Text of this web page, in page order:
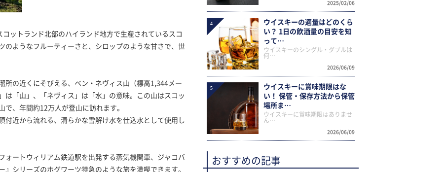
コットランド北部のハイランド地方で生産されているスコ
のようなフルーティーさと、シロップのような甘さで、世
所の近くにそびえる、ベン・ネヴィス山（標高1,344メー
は「山」、「ネヴィス」は「水」の意味。この山はスコッ
で、年間約12万人が登山に訪れます。
付近から流れる、清らかな雪解け水を仕込水として使用し
ォートウィリアム鉄道駅を出発する蒸気機関車、ジャコバ
』シリーズのホグワーツ特急のような旅を満喫できます。
2025/02/06
4
ウイスキーの適量はどのくら
い？ 1日の飲酒量の目安を知
って…
2026/06/09
ウイスキーのシングル・ダブルは
何…
5
ウイスキーに賞味期限はな
い！ 保管・保存方法から保管
場所ま…
2026/06/09
ウイスキーに賞味期限はありませ
ん…
おすすめの記事